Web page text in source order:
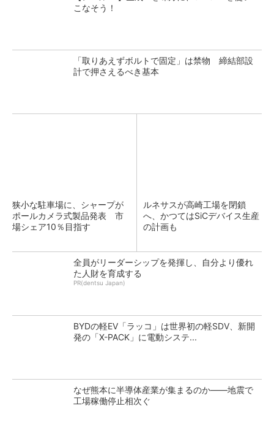
こなそう！
「取りあえずボルトで固定」は禁物 締結部設
計で押さえるべき基本
狭小な駐車場に、シャープが
ポールカメラ式製品発表 市
場シェア10％目指す
ルネサスが高崎工場を閉鎖
へ、かつてはSiCデバイス生産
の計画も
全員がリーダーシップを発揮し、自分より優れ
た人財を育成する
PR(dentsu Japan)
BYDの軽EV「ラッコ」は世界初の軽SDV、新開
発の「X-PACK」に電動システ...
なぜ熊本に半導体産業が集まるのか――地震で
工場稼働停止相次ぐ